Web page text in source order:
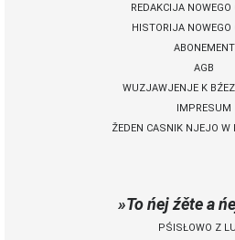
To ńej źěte a
PŚISŁOWO Z
REDAKCIJA
HISTORIJA NOWEGO
ABONEMENT
AGB
IMPRESUM
ŽEDEN CASNIK NJEJO W